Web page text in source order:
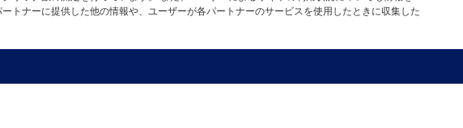
トナーに提供した他の情報や、ユーザーが各パートナーのサービスを使用したときに収集した